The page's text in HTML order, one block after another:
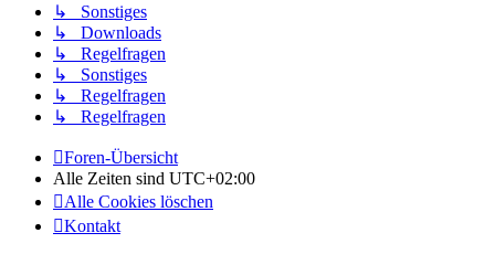
↳ Sonstiges
↳ Downloads
↳ Regelfragen
↳ Sonstiges
↳ Regelfragen
↳ Regelfragen
Foren-Übersicht
Alle Zeiten sind UTC+02:00
Alle Cookies löschen
Kontakt